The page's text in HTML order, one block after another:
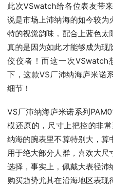
此次VSwatch给各位表友带
说是市场上沛纳海的如今较为
特的视觉韵味，配合上蓝色
真的是因为如此才能够成为
佼佼者！而这一次VSwatch
下，这款VS厂沛纳海庐米诺
细节！
VS厂沛纳海庐米诺系列
模还原的，尺寸上把控的非
纳海的腕表里不算特别大，
用于绝大部分人群，喜欢大
选择，事实上，佩戴大表径沛
购买趋势尤其在沿海地区表